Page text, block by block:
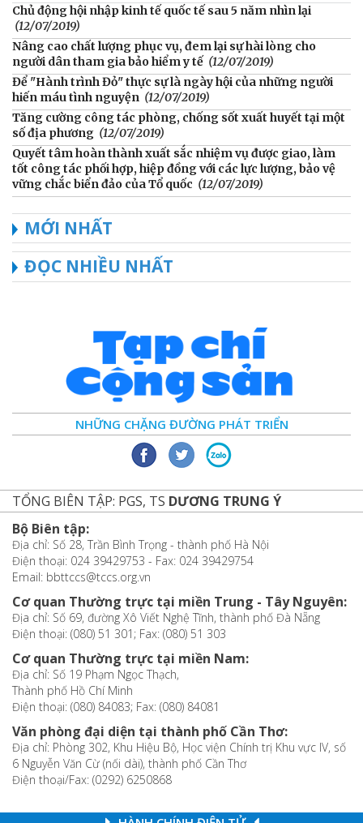
Chủ động hội nhập kinh tế quốc tế sau 5 năm nhìn lại
(12/07/2019)
Nâng cao chất lượng phục vụ, đem lại sự hài lòng cho
người dân tham gia bảo hiểm y tế (12/07/2019)
Để "Hành trình Đỏ" thực sự là ngày hội của những người
hiến máu tình nguyện (12/07/2019)
Tăng cường công tác phòng, chống sốt xuất huyết tại một
số địa phương (12/07/2019)
Quyết tâm hoàn thành xuất sắc nhiệm vụ được giao, làm
tốt công tác phối hợp, hiệp đồng với các lực lượng, bảo vệ
vững chắc biển đảo của Tổ quốc (12/07/2019)
MỚI NHẤT
ĐỌC NHIỀU NHẤT
NHỮNG CHẶNG ĐƯỜNG PHÁT TRIỂN
TỔNG BIÊN TẬP: PGS, TS DƯƠNG TRUNG Ý
Bộ Biên tập:
Địa chỉ: Số 28, Trần Bình Trọng - thành phố Hà Nội
Điện thoại: 024 39429753 - Fax: 024 39429754
Email: bbttccs@tccs.org.vn
Cơ quan Thường trực tại miền Trung - Tây Nguyên:
Địa chỉ: Số 69, đường Xô Viết Nghệ Tĩnh, thành phố Đà Nẵng
Điện thoại: (080) 51 301; Fax: (080) 51 303
Cơ quan Thường trực tại miền Nam:
Địa chỉ: Số 19 Phạm Ngọc Thạch,
Thành phố Hồ Chí Minh
Điện thoại: (080) 84083; Fax: (080) 84081
Văn phòng đại diện tại thành phố Cần Thơ:
Địa chỉ: Phòng 302, Khu Hiệu Bộ, Học viện Chính trị Khu vực IV, số
6 Nguyễn Văn Cừ (nối dài), thành phố Cần Thơ
Điện thoại/Fax: (0292) 6250868